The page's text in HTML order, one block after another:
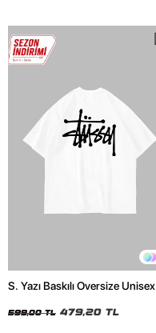
S. Yazı Baskılı Oversize Unisex
599,00 TL 479,20 TL